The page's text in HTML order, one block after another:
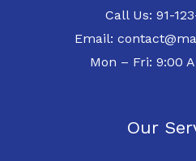
Call Us: 91-
Email:
Mon – Fri: 9:00
Our